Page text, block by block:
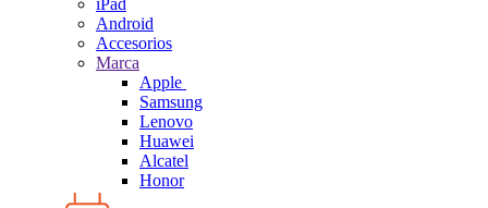
iPad
Android
Accesorios
Marca
Apple
Samsung
Lenovo
Huawei
Alcatel
Honor